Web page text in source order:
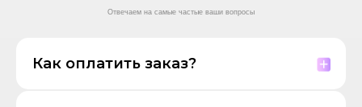
Отвечаем на самые частые ваши вопросы
Как оплатить заказ?